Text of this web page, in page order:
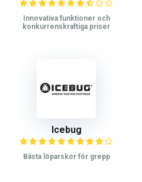
Innovativa funktioner och
konkurrenskraftiga priser
Icebug
Bästa löparskor för grepp